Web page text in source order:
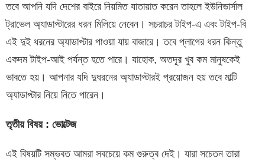
তবে আপনি যদি দেশের বাইরে নিয়মিত যাতায়াত করেন তাহলে ইউনিভার্সাল
ট্রাভেল অ্যাডাপ্টারের ধরন মিলিয়ে নেবেন। সচরাচর টাইপ-এ এবং টাইপ-বি
এই দুই ধরনের অ্যাডাপ্টার পাওয়া যায় বাজারে। তবে প্লাগের ধরন কিন্তু
একদম টাইপ-আই পর্যন্ত হতে পারে। যাহোক, অতদূর খুব কম মানুষকেই
ভাবতে হয়। আপনার যদি দুধরনের অ্যাডাপ্টারই প্রয়োজন হয় তবে মাল্টি
অ্যাডাপ্টার নিয়ে নিতে পারেন।
তৃতীয় বিষয় : ভোল্টেজ
এই বিষয়টি সম্ভবত আমরা সবচেয়ে কম গুরুত্ব দেই। যারা সচেতন তারা